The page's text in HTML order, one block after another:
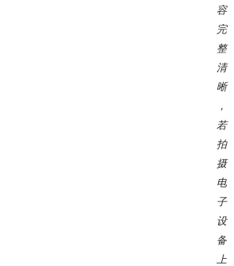
容
完
整
清
晰
，
若
拍
摄
电
子
设
备
上